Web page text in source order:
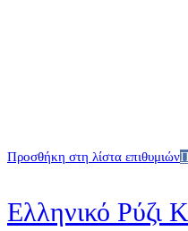
Προσθήκη στη λίστα επιθυμιών
Ελληνικό Ρύζι